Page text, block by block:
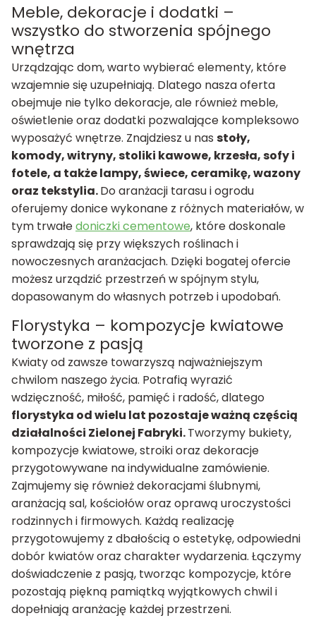
Meble, dekoracje i dodatki –
wszystko do stworzenia spójnego
wnętrza
Urządzając dom, warto wybierać elementy, które
wzajemnie się uzupełniają. Dlatego nasza oferta
obejmuje nie tylko dekoracje, ale również meble,
oświetlenie oraz dodatki pozwalające kompleksowo
wyposażyć wnętrze. Znajdziesz u nas stoły,
komody, witryny, stoliki kawowe, krzesła, sofy i
fotele, a także lampy, świece, ceramikę, wazony
oraz tekstylia.Do aranżacji tarasu i ogrodu
oferujemy donice wykonane z różnych materiałów, w
tym trwałedoniczki cementowe, które doskonale
sprawdzają się przy większych roślinach i
nowoczesnych aranżacjach. Dzięki bogatej ofercie
możesz urządzić przestrzeń w spójnym stylu,
dopasowanym do własnych potrzeb i upodobań.
Florystyka – kompozycje kwiatowe
tworzone z pasją
Kwiaty od zawsze towarzyszą najważniejszym
chwilom naszego życia. Potrafią wyrazić
wdzięczność, miłość, pamięć i radość, dlatego
florystyka od wielu lat pozostaje ważną częścią
działalności Zielonej Fabryki.Tworzymy bukiety,
kompozycje kwiatowe, stroiki oraz dekoracje
przygotowywane na indywidualne zamówienie.
Zajmujemy się również dekoracjami ślubnymi,
aranżacją sal, kościołów oraz oprawą uroczystości
rodzinnych i firmowych. Każdą realizację
przygotowujemy z dbałością o estetykę, odpowiedni
dobór kwiatów oraz charakter wydarzenia. Łączymy
doświadczenie z pasją, tworząc kompozycje, które
pozostają piękną pamiątką wyjątkowych chwil i
dopełniają aranżację każdej przestrzeni.